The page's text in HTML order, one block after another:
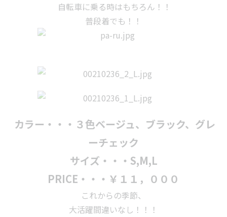
自転車に乗る時はもちろん！！
普段着でも！！
カラー・・・３色ベージュ、ブラック、グレ
ーチェック
サイズ・・・S,M,L
PRICE・・・￥１１，０００
これからの季節、
大活躍間違いなし！！！